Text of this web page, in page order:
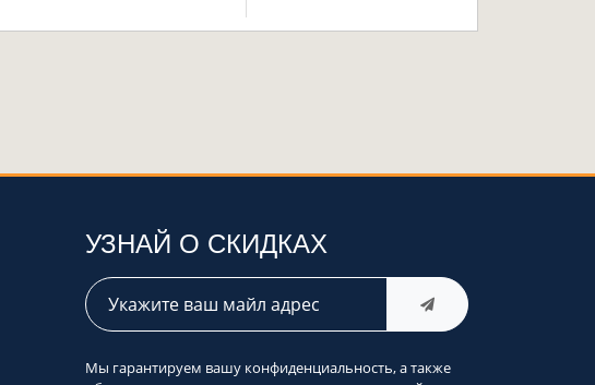
УЗНАЙ О СКИДКАХ
Мы гарантируем вашу конфиденциальность, а также